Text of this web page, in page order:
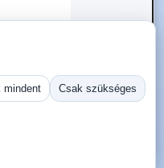
TOOLCRAFT 112386
mindent Csak szükséges